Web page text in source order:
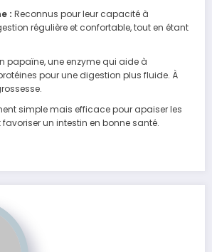
: Reconnus pour leur capacité à
régulière et confortable, tout en étant
papaïne, une enzyme qui aide à
pour une digestion plus fluide. À
simple mais efficace pour apaiser les
un intestin en bonne santé.